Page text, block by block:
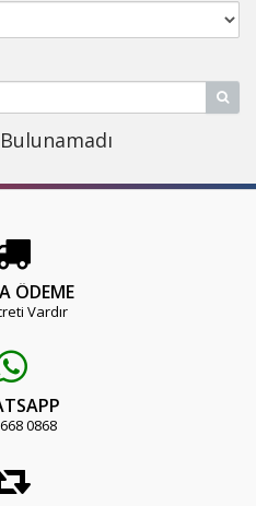
ÖDEME
Vardır
0868